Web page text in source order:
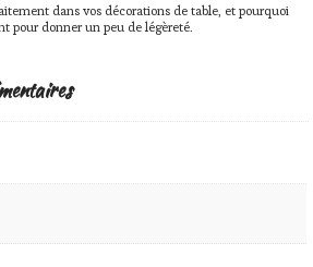
dans vos décorations de table, et pourquoi
pour donner un peu de légèreté.